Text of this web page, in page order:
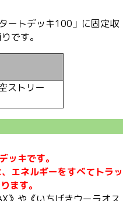
ートデッキ100」に固定収
です。
ストリー
ッキです。
エネルギーをすべてトラッ
ます。